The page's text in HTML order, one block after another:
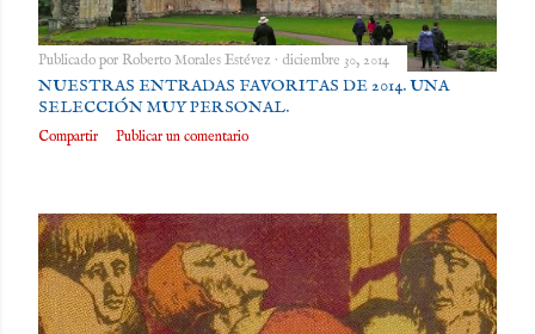
Publicado por Roberto Morales Estévez diciembre 30, 2014
NUESTRAS ENTRADAS FAVORITAS DE 2014. UNA
SELECCIÓN MUY PERSONAL.
Compartir Publicar un comentario